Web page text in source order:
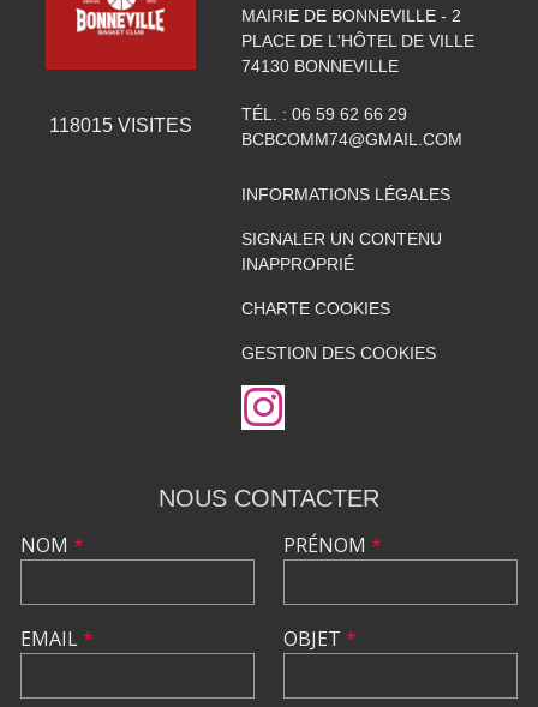
118015VISITES
MAIRIE DE BONNEVILLE - 2
PLACE DE L'HÔTEL DE VILLE
74130 BONNEVILLE
TÉL. : 06 59 62 66 29
BCBCOMM74@GMAIL.COM
INFORMATIONS LÉGALES
SIGNALER UN CONTENU
INAPPROPRIÉ
CHARTE COOKIES
GESTION DES COOKIES
NOUS CONTACTER
NOM *
EMAIL*
PRÉNOM *
OBJET *